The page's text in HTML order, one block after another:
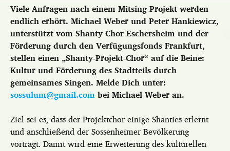
Viele Anfragen nach einem Mitsing-Projekt werden
endlich erhört. Michael Weber und Peter Hankiewicz,
unterstützt vom Shanty Chor Eschersheim und der
Förderung durch den Verfügungsfonds Frankfurt,
stellen einen „Shanty-Projekt-Chor“ auf die Beine:
Kultur und Förderung des Stadtteils durch
gemeinsames Singen. Melde Dich unter:
sossulum@gmail.com bei Michael Weber an.
Ziel sei es, dass der Projektchor einige Shanties erlernt
und anschließend der Sossenheimer Bevölkerung
vorträgt. Damit wird eine Erweiterung des kulturellen